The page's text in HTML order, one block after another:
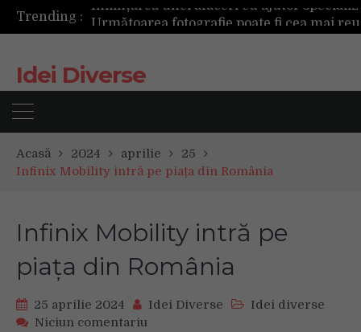
Trending :
Următoarea fotografie poate fi cea mai reușită de până acum
Mașinile de spălat și uscătoarele bazate pe inteligență artificială îți cunosc hainele mai bine decât tine
Idei Diverse
Acasă 2024 aprilie
25
Infinix Mobility intră pe piața din România
Infinix Mobility intră pe
piața din România
25 aprilie 2024 Idei Diverse
Idei diverse
Niciun comentariu